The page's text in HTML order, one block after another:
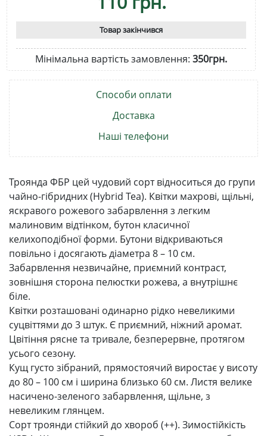
Товар закінчився
Мінімальна вартість замовлення: 350грн.
Способи оплати
Доставка
Наші телефони
Троянда ФБР цей чудовий сорт відноситься до групи
чайно-гібридних (Hybrid Tea). Квітки махрові, щільні,
яскравого рожевого забарвлення з легким
малиновим відтінком, бутон класичної
келихоподібної форми. Бутони відкриваються
повільно і досягають діаметра 8 – 10 см.
Забарвлення незвичайне, приємний контраст,
зовнішня сторона пелюстки рожева, а внутрішнє
біле.
Квітки розташовані одинарно рідко невеликими
суцвіттями до 3 штук. Є приємний, ніжний аромат.
Цвітіння рясне та тривале, безперервне, протягом
усього сезону.
Кущ густо зібраний, прямостоячий виростає у висоту
до 80 – 100 см і ширина близько 60 см. Листя велике
насичено-зеленого забарвлення, щільне, з
невеликим глянцем.
Сорт троянди стійкий до хвороб (++). Зимостійкість